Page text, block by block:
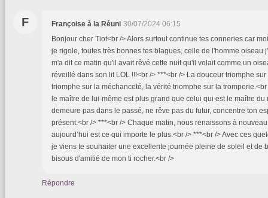
F Françoise à la Réuni 30/07/2024 06:15
Bonjour cher Tiot<br /> Alors surtout continue tes conneries car
je rigole, toutes très bonnes tes blagues, celle de l'homme oiseau
m'a dit ce matin qu'il avait rêvé cette nuit qu'il volait comme un
réveillé dans son lit LOL !!!<br /> ***<br /> La douceur triomphe
triomphe sur la méchanceté, la vérité triomphe sur la
le maître de lui-même est plus grand que celui qui est le maître du
demeure pas dans le passé, ne rêve pas du futur, concentre ton
présent.<br /> ***<br /> Chaque matin, nous renaissons à
aujourd’hui est ce qui importe le plus.<br /> ***<br /> Avec ces
je viens te souhaiter une excellente journée pleine de soleil et de
bisous d'amitié de mon ti rocher.<br />
Répondre